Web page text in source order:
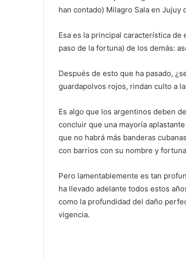
han contado) Milagro Sala en Jujuy
Esa es la principal característica
paso de la fortuna) de los demás:
Después de esto que ha pasado,
guardapolvos rojos, rindan culto a
Es algo que los argentinos deben
concluir que una mayoría
que no habrá más banderas
con barrios con su nombre y
Pero lamentablemente es tan
ha llevado adelante todos estos
como la profundidad del daño
vigencia.